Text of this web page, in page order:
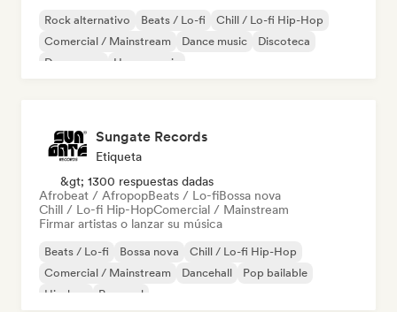
Rock alternativo Beats / Lo-fi
Chill / Lo-fi Hip-Hop
Comercial / Mainstream
Dance music
Discoteca
Dream pop
House music
Sungate Records
Etiqueta
&gt; 1300 respuestas dadas
Afrobeat / AfropopBeats / Lo-fiBossa nova
Chill / Lo-fi Hip-HopComercial / Mainstream
Firmar artistas o lanzar su música
Beats / Lo-fi Bossa nova
Chill / Lo-fi Hip-Hop
Comercial / Mainstream
Dancehall
Pop bailable
Hip-hop
Pop soul